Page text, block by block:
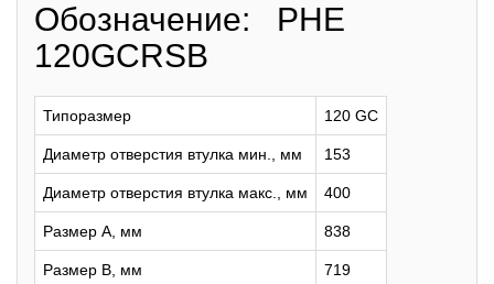
Обозначение: PHE
120GCRSB
Типоразмер 120 GC
Диаметр отверстия втулка мин., мм 153
Диаметр отверстия втулка макс., мм 400
Размер A, мм 838
Размер B, мм 719